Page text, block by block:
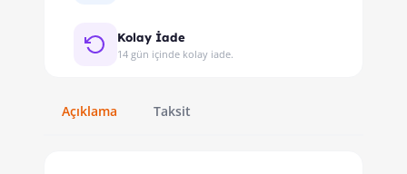
Kolay İade
14 gün içinde kolay iade.
Açıklama Taksit